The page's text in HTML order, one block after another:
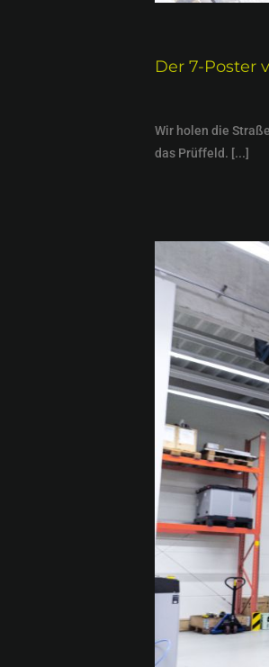
Der 7-Poster
Wir holen die
das Prüffeld. [...]